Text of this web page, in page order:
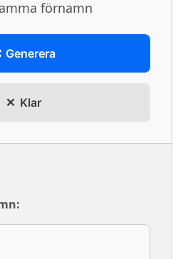
förnamn
Generera
Klar